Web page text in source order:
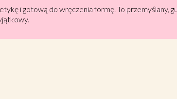
i gotową do wręczenia formę. To przemyślany,